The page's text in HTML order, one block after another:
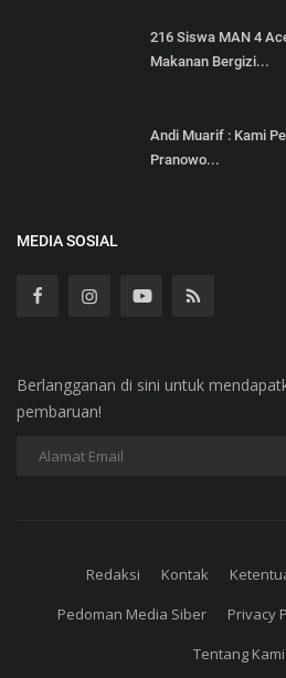
216 Siswa MAN 4
Makanan Bergizi...
Andi Muarif : Kami
Pranowo...
MEDIA SOSIAL
Berlangganan di sini untuk
pembaruan!
Redaksi Kontak
Pedoman Media Siber
Privacy
Tentang Kami